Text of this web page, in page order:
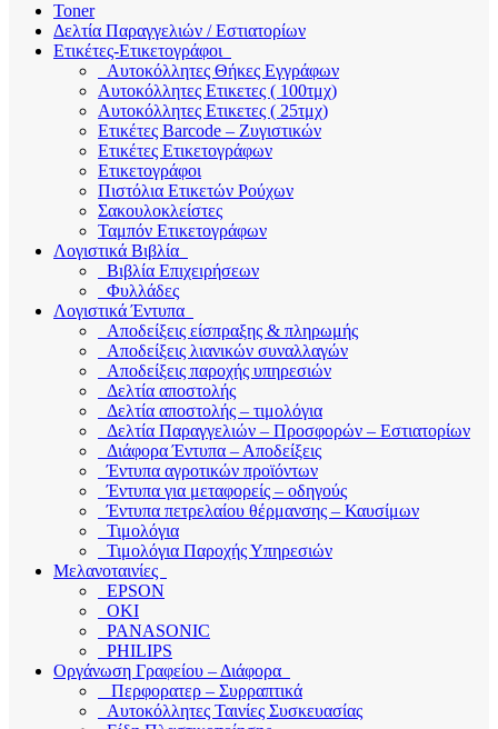
Toner
Δελτία Παραγγελιών / Εστιατορίων
Ετικέτες-Ετικετογράφοι
Αυτοκόλλητες Θήκες Εγγράφων
Αυτοκόλλητες Ετικετες ( 100τμχ)
Αυτοκόλλητες Ετικετες ( 25τμχ)
Ετικέτες Barcode – Ζυγιστικών
Ετικέτες Ετικετογράφων
Ετικετογράφοι
Πιστόλια Ετικετών Ρούχων
Σακουλοκλείστες
Ταμπόν Ετικετογράφων
Λογιστικά Βιβλία
Βιβλία Επιχειρήσεων
Φυλλάδες
Λογιστικά Έντυπα
Αποδείξεις είσπραξης & πληρωμής
Αποδείξεις λιανικών συναλλαγών
Αποδείξεις παροχής υπηρεσιών
Δελτία αποστολής
Δελτία αποστολής – τιμολόγια
Δελτία Παραγγελιών – Προσφορών – Εστιατορίων
Διάφορα Έντυπα – Αποδείξεις
Έντυπα αγροτικών προϊόντων
Έντυπα για μεταφορείς – οδηγούς
Έντυπα πετρελαίου θέρμανσης – Καυσίμων
Τιμολόγια
Τιμολόγια Παροχής Υπηρεσιών
Μελανοταινίες
EPSON
OKI
PANASONIC
PHILIPS
Οργάνωση Γραφείου – Διάφορα
Περφορατερ – Συρραπτικά
Αυτοκόλλητες Ταινίες Συσκευασίας